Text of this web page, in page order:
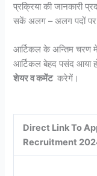
प्रक्रिया की जानकारी
सकें अलग – अलग पदों पर
आर्टिकल के अन्तिम चरण
आर्टिकल बेहद पसंद आया
शेयर व कमेंट करेगें।
Direct Link To
Recruitment